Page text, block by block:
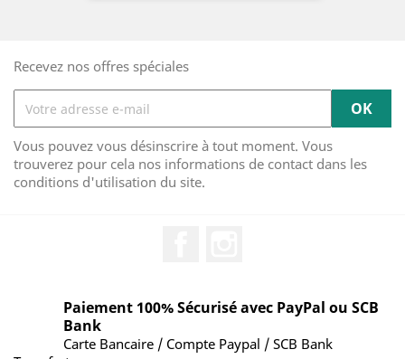
Recevez nos offres spéciales
Vous pouvez vous désinscrire à tout moment. Vous
trouverez pour cela nos informations de contact dans les
conditions d'utilisation du site.
Paiement 100% Sécurisé avec PayPal ou SCB
Bank
Carte Bancaire / Compte Paypal / SCB Bank